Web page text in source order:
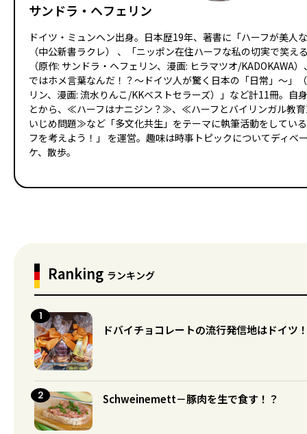
サンドラ・ヘフェリン
ドイツ・ミュンヘン出身。日本歴19年、著書に「ハーフが美人
（中公新書ラクレ） 、「ニッポン在住ハーフな私の切実で笑え
（原作: サンドラ・ヘフェリン、漫画: ヒラマツオ/KADOKAWA
ではホメ言葉なんだ！？～ドイツ人が驚く日本の「日常」～」
リン、漫画: 流水りんこ/KKベストセラーズ）」など計11冊。自
とから、≪ハーフはナニジン？≫、≪ハーフとバイリンガル教
いじめ問題≫など「多文化共生」をテーマに執筆活動をしてい
フを考えよう！」 を運営。趣味は時事トピックについてディベ
ケ、散歩。
Ranking ランキング
ドバイチョコレートの流行発信地はドイツ
Schweinemett－豚肉を生で食す！？